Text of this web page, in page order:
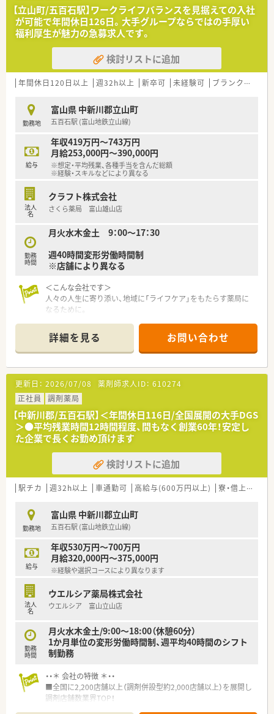
【立山町/五百石駅】ワークライフバランスを見据えての入社
が可能で年間休日126日。大手グループならではの手厚い
福利厚生が魅力の急募求人です。
検討リストに追加
年間休日120日以上 週32h以上 新卒可 未経験可 ブランク可
勤務地
富山県 中新川郡立山町
五百石駅 (富山地鉄立山線)
給与
年収419万円～743万円
月給253,000円～390,000円
※想定・平均残業、各種手当を含んだ総額
※経験・スキルなどにより異なる
法人
名
クラフト株式会社
さくら薬局 富山雄山店
勤務
時間
月火水木金土 9：00～17：30
週40時間変形労働時間制
※店舗により異なる
＜こんな会社です＞
人々の人生に寄り添い、地域に「ライフケア」をもたらす薬局に
なるために。
りひとりの人生に寄り添い、質の高い医療サービスを届ける薬剤
師を求め育てています。
＜特徴・ポイントのご紹介＞
★薬剤師を守る独自システム
業務をサポートするために様々なシステムを独自開発していま
す。
その一つが約20年前から導入され、進化を続けている調剤シス
テム「SPITS」。
処方箋受付から一連の調剤業務を連動させ、業務効率化を図るほ
か、
調剤過誤防止機能を高め、患者様と働くスタッフを守っていま
システム改修が必要な制度変更があった場合も、迅速に対応でき
る強みを生かしていきます。
★刷新された新規採用者研修
中途入社ならではの悩みを解消し、さくら薬局グループのビジョ
ンや社内規定などをご案内。
同期入社の方との繋がりを踏まえ、『さくら薬局の薬剤師』とし
て、安心してキャリアをスタートいただくための研修です。
店舗OJT・フォローアップや通常の社内研修と絡めて中途入社専
門の体系的な研修をご用意。
★業界トップクラスの認定薬局数と盤石化を図る組織体制
です。
がん診療連携拠点病院等との密な連携を行いつつ、より高度な薬
学管理や、
連携薬局も取得しています。
本社から業界動向などの情報が常に発信されており、患者様や医
療機関と信頼関係を築きやすい体制があるのも認定薬局が増え
詳細を見る お問い合わせ
更新日： 2026/07/08 薬剤師求人ID： 610274
正社員
調剤薬局
【中新川郡/五百石駅】＜年間休日116日/全国展開の大手DGS
＞●平均残業時間12時間程度、間もなく創業60年！安定し
た企業で長くお勤め頂けます
検討リストに追加
駅チカ 週32h以上 車通勤可 高給与(600万円以上) 寮・借上社宅あり
勤務地
富山県 中新川郡立山町
五百石駅 (富山地鉄立山線)
給与
年収530万円～700万円
月給320,000円～375,000円
※経験や選択コースにより異なります
法人
名
ウエルシア薬局株式会社
ウエルシア 富山立山店
勤務
時間
月火水木金土/9:00～18:00（休憩60分）
1か月単位の変形労働時間制、週平均40時間のシフト
制勤務
・・＊ 会社の特徴 ＊・・
■全国に2,200店舗以上（調剤併設型約2,000店舗以上）を展開し
調剤店舗数業界TOP！